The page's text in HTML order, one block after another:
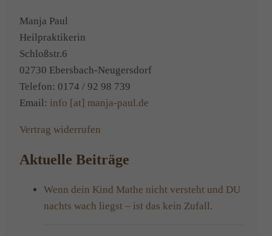
Manja Paul
Heilpraktikerin
Schloßstr.6
02730 Ebersbach-Neugersdorf
Telefon: 0174 / 92 98 739
Email: info [at] manja-paul.de
Vertrag widerrufen
Aktuelle Beiträge
Wenn dein Kind Mathe nicht versteht und DU
nachts wach liegst – ist das kein Zufall.